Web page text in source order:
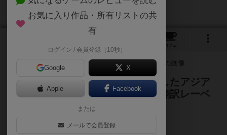
カフェ
グループSNEによる中国を中心としたアジア
諸国の珠玉のマーダーミステリー翻訳レーベ
ル“Asian Murder Mystery”第１弾
ゲームマーケット2025春
お気に入り作品・所有リストの共
有
ログイン / 会員登録（10秒）
Google X
Apple Facebook
または
メールで会員登録